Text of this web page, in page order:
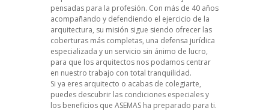
pensadas para la profesión. Con más de 40 años
acompañando y defendiendo el ejercicio de la
arquitectura, su misión sigue siendo ofrecer las
coberturas más completas, una defensa jurídica
especializada y un servicio sin ánimo de lucro,
para que los arquitectos nos podamos centrar
en nuestro trabajo con total tranquilidad.
Si ya eres arquitecto o acabas de colegiarte,
puedes descubrir las condiciones especiales y
los beneficios que ASEMAS ha preparado para ti.